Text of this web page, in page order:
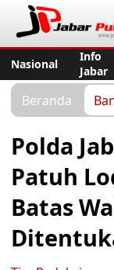
Nasional
Info
Jabar
Beranda
Polda
Patuh
Batas